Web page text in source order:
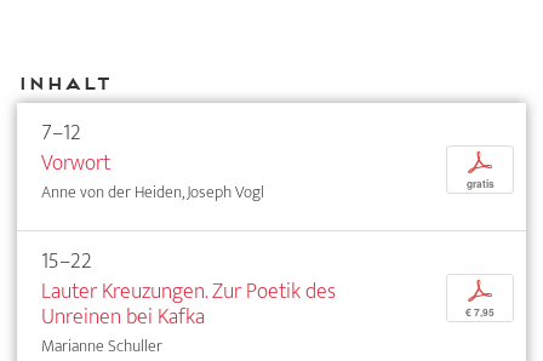
Inhalt
7–12
Vorwort
Anne von der Heiden, Joseph Vogl
p
gratis
15–22
Lauter Kreuzungen. Zur Poetik des
Unreinen bei Kafka
Marianne Schuller
p
€ 7,95